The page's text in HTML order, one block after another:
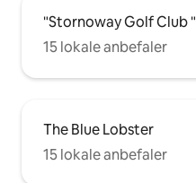
"Stornoway Golf Club "
15 lokale anbefaler
The Blue Lobster
15 lokale anbefaler